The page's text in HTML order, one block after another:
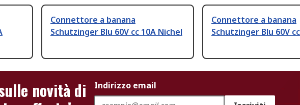
Connettore a banana
Schutzinger Blu 60V cc 10A Nichel
Connettore a banana
Schutzinger Blu 60V
novità di
Indirizzo email